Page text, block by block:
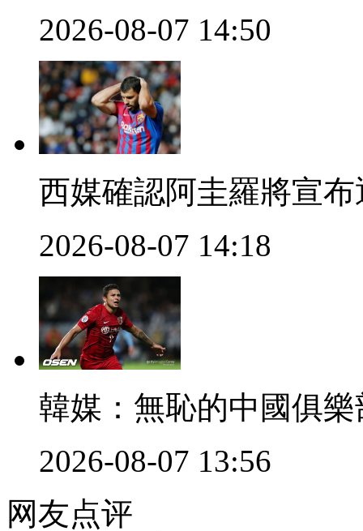
2026-08-07 14:50
西媒確認阿圭羅將宣
2026-08-07 14:18
韓媒：無恥的中國
2026-08-07 13:56
网友点评